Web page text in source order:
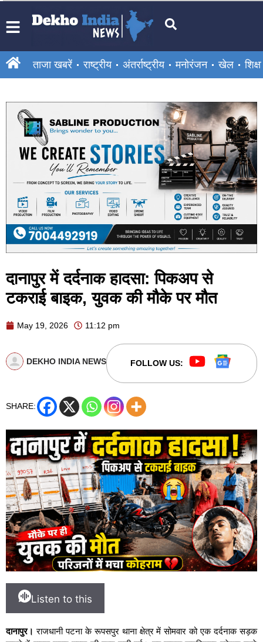
ताजा खबरें राष्ट्रीय अंतर्राष्ट्रीय मनोरंजन खेल शिक्षा
दानापुर में दर्दनाक हादसा: पिकअप से
टकराई बाइक, युवक की मौके पर मौत
May 19, 2026 11:12 pm
DEKHO INDIA NEWS FOLLOW US:
SHARE:
Listen to this
दानापुर। राजधानी पटना के रूपसपुर थाना क्षेत्र में सोमवार को एक दर्दनाक सड़क